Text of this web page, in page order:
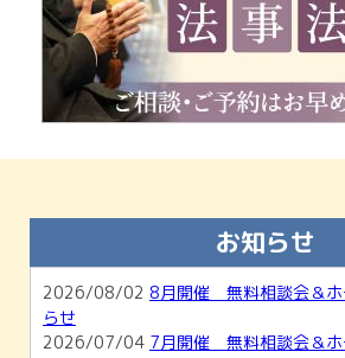
お知らせ
2026/08/02 8月開催 無料相談会＆ホ
らせ
2026/07/04 7月開催 無料相談会＆ホ